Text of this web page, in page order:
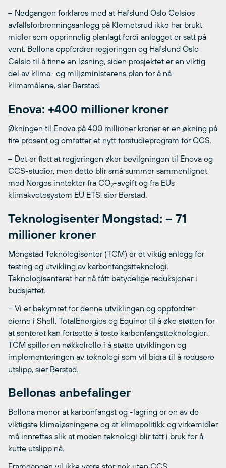
– Nedgangen forklares med at Hafslund Oslo Celsios
avfallsforbrenningsanlegg på Klemetsrud ikke har brukt
midler som opprinnelig planlagt fordi anlegget er satt på
vent. Bellona oppfordrer regjeringen og Hafslund Oslo
Celsio til å finne en løsning, siden prosjektet er en viktig
del av klima- og miljøministerens plan for å nå
klimamålene, sier Berstad.
Enova: +400 millioner kroner
Økningen til Enova på 400 millioner kroner er en økning på
fire prosent og omfatter et nytt forstudieprogram for CCS.
– Det er flott at regjeringen øker bevilgningen til Enova og
CCS-studier, men dette blir små summer sammenlignet
med Norges inntekter fra CO2-avgift og fra EUs
klimakvotesystem EU ETS, sier Berstad.
Teknologisenter Mongstad: – 71
millioner kroner
Mongstad Teknologisenter (TCM) er et viktig anlegg for
testing og utvikling av karbonfangstteknologi.
Teknologisenteret har nå fått betydelige reduksjoner i
budsjettet.
– Vi er bekymret for denne utviklingen og oppfordrer
eierne i Shell, TotalEnergies og Equinor til å øke støtten for
at senteret kan fortsette å teste karbonfangstteknologier.
TCM spiller en nøkkelrolle i å støtte utviklingen og
implementeringen av teknologi som vil bidra til å redusere
utslipp, sier Berstad.
Bellonas anbefalinger
Bellona mener at karbonfangst og -lagring er en av de
viktigste klimaløsningene og at klimapolitikk og virkemidler
må innrettes slik at moden teknologi blir tatt i bruk for å
kutte utslipp nå.